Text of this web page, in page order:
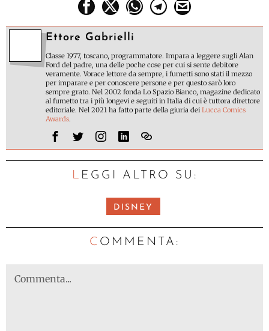
Ettore Gabrielli
Classe 1977, toscano, programmatore. Impara a leggere sugli Alan
Ford del padre, una delle poche cose per cui si sente debitore
veramente. Vorace lettore da sempre, i fumetti sono stati il mezzo
per imparare e per conoscere persone e per questo sarò loro
sempre grato. Nel 2002 fonda Lo Spazio Bianco, magazine dedicato
al fumetto tra i più longevi e seguiti in Italia di cui è tuttora direttore
editoriale. Nel 2021 ha fatto parte della giuria deiLucca Comics
Awards.
LEGGI ALTRO SU:
DISNEY
C OMMENTA: